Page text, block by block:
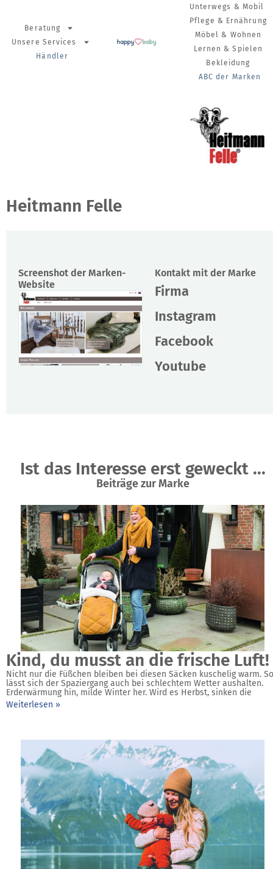
Beratung
Unsere Services
Händler
Unterwegs & Mobil
Pflege & Ernährung
Möbel & Wohnen
Lernen & Spielen
Bekleidung
ABC der Marken
Heitmann Felle
Screenshot der Marken-
Website
Kontakt mit der Marke
Firma
Instagram
Facebook
Youtube
Ist das Interesse erst geweckt ...
Beiträge zur Marke
Kind, du musst an die frische Luft!
Nicht nur die Füßchen bleiben bei diesen Säcken kuschelig warm. So
lässt sich der ­Spaziergang auch bei schlechtem ­Wetter aushalten.
Erderwärmung hin, milde Winter her. Wird es Herbst, sinken die
Weiterlesen »